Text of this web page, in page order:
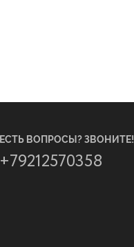
ЕСТЬ ВОПРОСЫ? ЗВОНИТЕ!
+79212570358